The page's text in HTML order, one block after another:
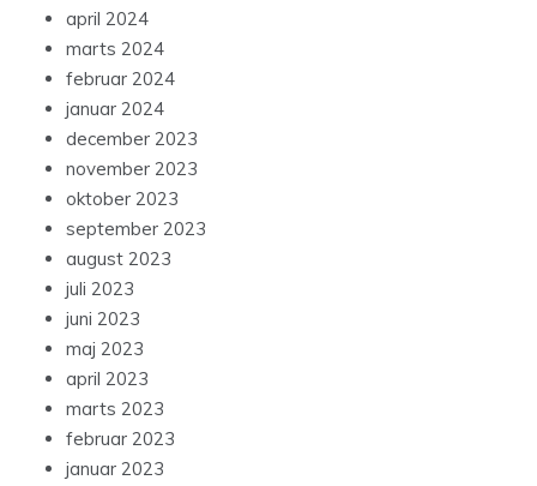
april 2024
marts 2024
februar 2024
januar 2024
december 2023
november 2023
oktober 2023
september 2023
august 2023
juli 2023
juni 2023
maj 2023
april 2023
marts 2023
februar 2023
januar 2023